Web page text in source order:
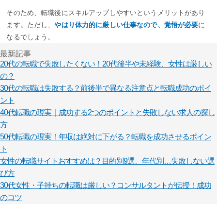
そのため、転職後にスキルアップしやすいというメリットがあり
ます。ただし、やはり体力的に厳しい仕事なので、覚悟が必要に
なるでしょう。
最新記事
20代の転職で失敗したくない！20代後半や未経験、女性は厳しい
の？
30代の転職は失敗する？前後半で異なる注意点と転職成功のポイ
ント
40代転職の現実｜成功する2つのポイントと失敗しない求人の探し
方
50代転職の現実！年収は絶対に下がる？転職を成功させるポイン
ト
女性の転職サイトおすすめは？目的別9選、年代別…失敗しない選
び方
30代女性・子持ちの転職は厳しい？コンサルタントが伝授！成功
のコツ